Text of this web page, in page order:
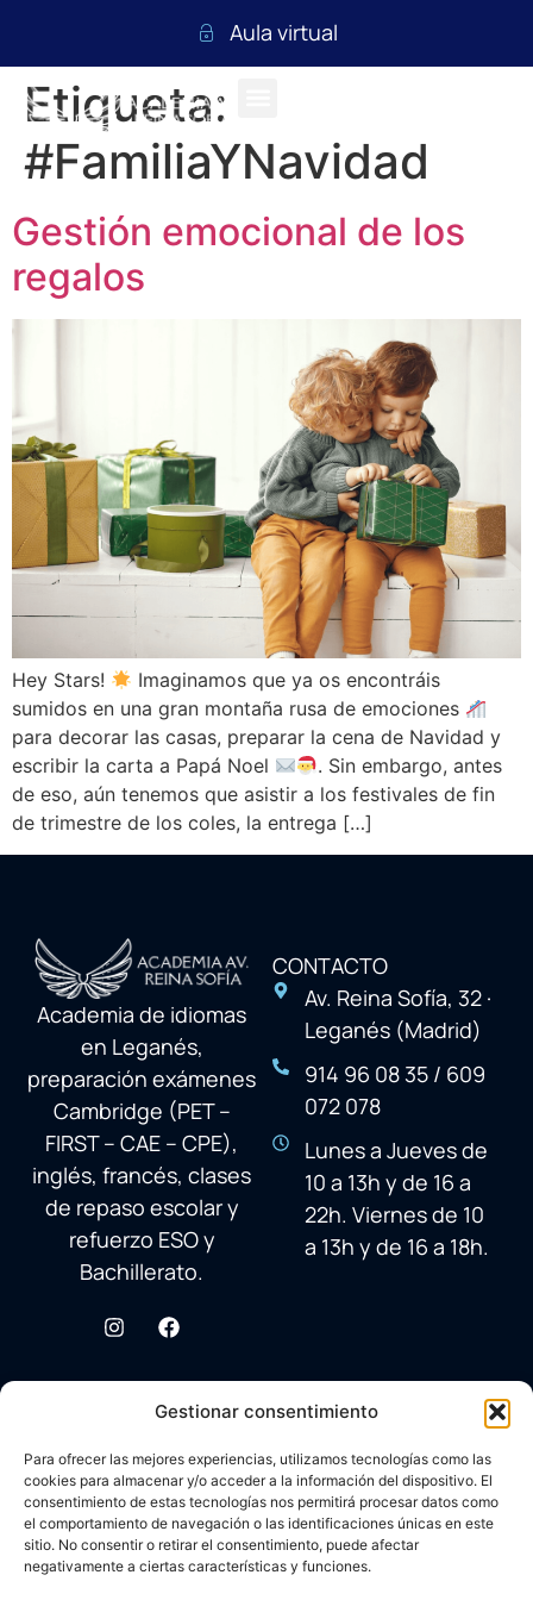
Gestionar consentimiento
Para ofrecer las mejores experiencias, utilizamos tecnologías como las
cookies para almacenar y/o acceder a la información del dispositivo. El
consentimiento de estas tecnologías nos permitirá procesar datos como
el comportamiento de navegación o las identificaciones únicas en este
sitio. No consentir o retirar el consentimiento, puede afectar
negativamente a ciertas características y funciones.
Aula virtual
Etiqueta:
#FamiliaYNavidad
Gestión emocional de los
regalos
Hey Stars!
Imaginamos que ya os encontráis
sumidos en una gran montaña rusa de emociones
para decorar las casas, preparar la cena de Navidad y
escribir la carta a Papá Noel
. Sin embargo, antes
de eso, aún tenemos que asistir a los festivales de fin
de trimestre de los coles, la entrega […]
Academia de idiomas
en Leganés,
preparación exámenes
Cambridge (PET –
FIRST – CAE – CPE),
inglés, francés, clases
de repaso escolar y
refuerzo ESO y
Bachillerato.
CONTACTO
Av. Reina Sofía, 32 ·
Leganés (Madrid)
914 96 08 35 / 609
072 078
Lunes a Jueves de
10 a 13h y de 16 a
22h. Viernes de 10
a 13h y de 16 a 18h.